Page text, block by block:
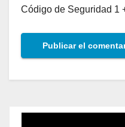
Código de Seguridad 1